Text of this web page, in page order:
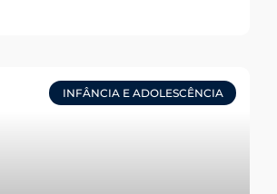
INFÂNCIA E ADOLESCÊNCIA